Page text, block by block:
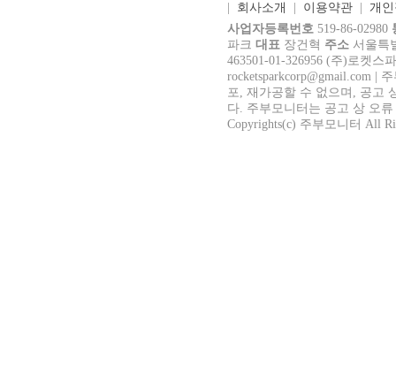
회사소개 이용약관| 개
사업자등록번호519-86-02980
파크 대표 장건혁 주소 서울특
463501-01-326956 (주)로켓스
rocketsparkcorp@gmail.com
|
포, 재가공할 수 없으며, 공고
다. 주부모니터는 공고 상 오
Copyrights(c) 주부모니터 All